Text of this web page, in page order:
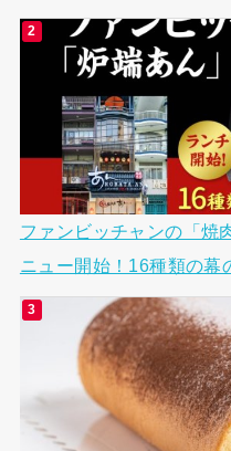
ファンビッチャンの「焼
ニュー開始！16種類の幕